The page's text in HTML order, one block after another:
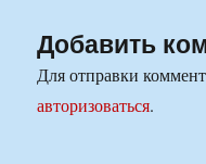
Добавить
Для отправки
авторизоваться.